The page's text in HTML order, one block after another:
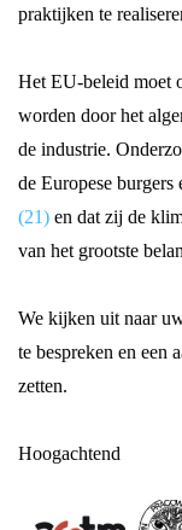
praktijken te
Het EU-beleid moet
worden door het
de industrie.
de Europese
(21) en dat zij de
van het grootste
We kijken uit naar
te bespreken en een
zetten.
Hoogachtend